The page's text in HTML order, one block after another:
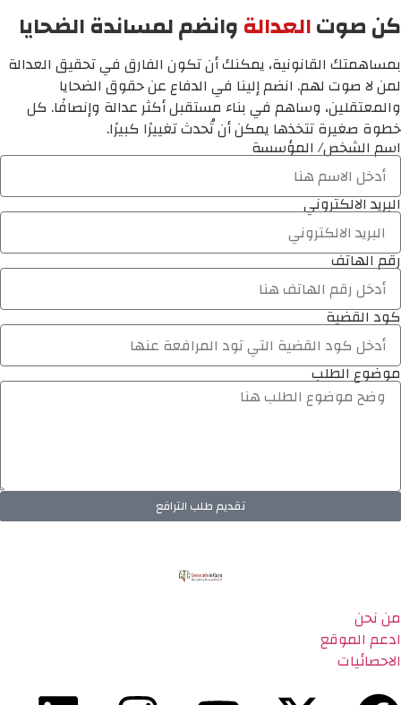
كن صوتالعدالةوانضم لمساندة الضحايا
بمساهمتك القانونية، يمكنك أن تكون الفارق في تحقيق العدالة
لمن لا صوت لهم. انضم إلينا في الدفاع عن حقوق الضحايا
والمعتقلين، وساهم في بناء مستقبل أكثر عدالة وإنصافًا. كل
خطوة صغيرة تتخذها يمكن أن تُحدث تغييرًا كبيرًا.
اسم الشخص/ المؤسسة
البريد الالكتروني
رقم الهاتف
كود القضية
موضوع الطلب
تقديم طلب الترافع
من نحن
ادعم الموقع
الاحصائيات